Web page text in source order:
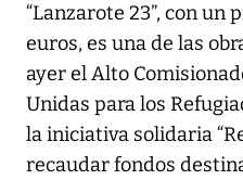
“Lanzarote 23”, con un
euros, es una de las
ayer el Alto
Unidas para los
la iniciativa solidaria
recaudar fondos